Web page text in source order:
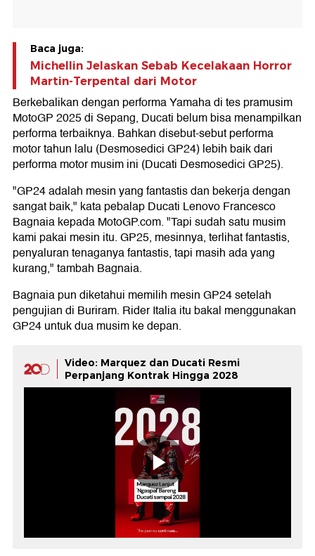
Baca juga:
Michellin Jelaskan Sebab Kecelakaan Horror
Martin-Terpental dari Motor
Berkebalikan dengan performa Yamaha di tes pramusim
MotoGP 2025 di Sepang, Ducati belum bisa menampilkan
performa terbaiknya. Bahkan disebut-sebut performa
motor tahun lalu (Desmosedici GP24) lebih baik dari
performa motor musim ini (Ducati Desmosedici GP25).
"GP24 adalah mesin yang fantastis dan bekerja dengan
sangat baik," kata pebalap Ducati Lenovo Francesco
Bagnaia kepada MotoGP.com. "Tapi sudah satu musim
kami pakai mesin itu. GP25, mesinnya, terlihat fantastis,
penyaluran tenaganya fantastis, tapi masih ada yang
kurang," tambah Bagnaia.
Bagnaia pun diketahui memilih mesin GP24 setelah
pengujian di Buriram. Rider Italia itu bakal menggunakan
GP24 untuk dua musim ke depan.
Video: Marquez dan Ducati Resmi
Perpanjang Kontrak Hingga 2028